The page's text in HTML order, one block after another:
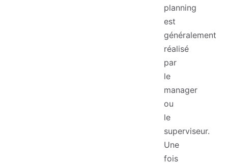
planning
est
généralement
réalisé
par
le
manager
ou
le
superviseur.
Une
fois